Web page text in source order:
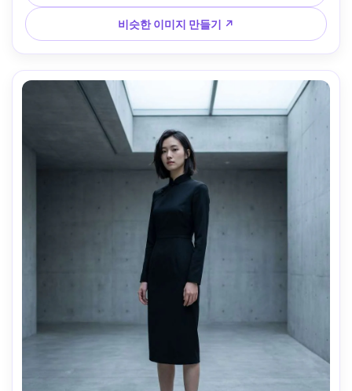
3/4 프레임, 선명한 초점, 사실적인 원단 광택, 정체성과 포즈
일관성 유지 --ar 4:5
비슷한 이미지 만들기 ↗